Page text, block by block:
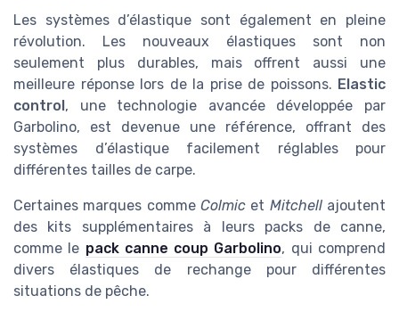
Les systèmes d’élastique sont également en pleine
révolution. Les nouveaux élastiques sont non
seulement plus durables, mais offrent aussi une
meilleure réponse lors de la prise de poissons. Elastic
control, une technologie avancée développée par
Garbolino, est devenue une référence, offrant des
systèmes d’élastique facilement réglables pour
différentes tailles de carpe.
Certaines marques comme Colmic et Mitchellajoutent
des kits supplémentaires à leurs packs de canne,
comme le pack canne coup Garbolino, qui comprend
divers élastiques de rechange pour différentes
situations de pêche.